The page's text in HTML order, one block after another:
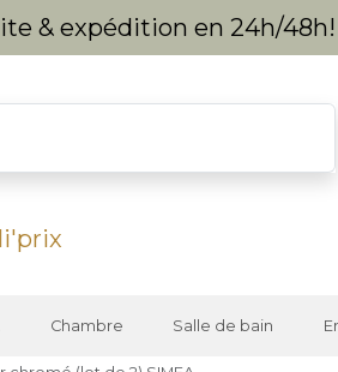
& expédition en 24h/48h!
Chambre Salle de bain